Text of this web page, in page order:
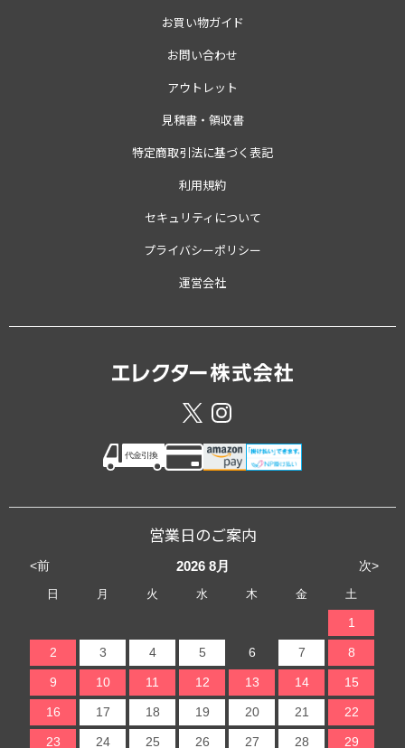
お買い物ガイド
お問い合わせ
アウトレット
見積書・領収書
特定商取引法に基づく表記
利用規約
セキュリティについて
プライバシーポリシー
運営会社
営業日のご案内
<前 次>
2026 8月
日 月 火 水 木 金 土
1
2 3 4 5 6 7 8
9 10 11 12 13 14 15
16 17 18 19 20 21 22
23 24 25 26 27 28 29